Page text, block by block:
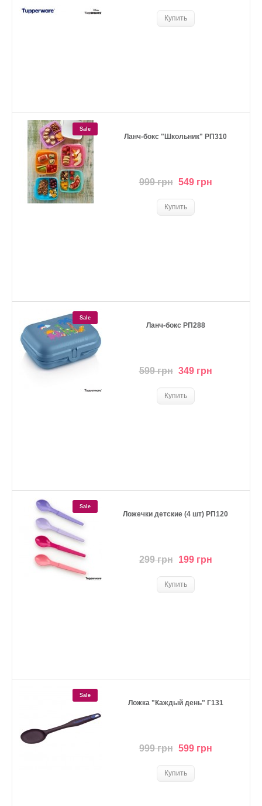
Sale
Ланч-бокс "Школьник" РП310
999 грн 549 грн
Sale
Ланч-бокс РП288
599 грн 349 грн
Sale
Ложечки детские (4 шт) РП120
299 грн 199 грн
Sale
Ложка "Каждый день" Г131
999 грн 599 грн